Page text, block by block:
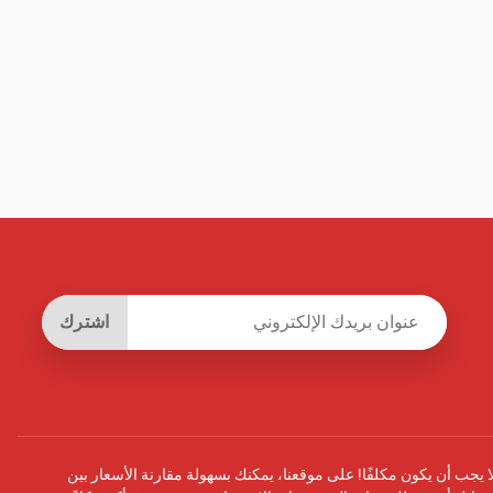
اشترك
أن يكون مكلفًا! على موقعنا، يمكنك بسهولة مقارنة الأسعار بين